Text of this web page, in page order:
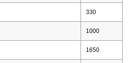
330
1000
1650